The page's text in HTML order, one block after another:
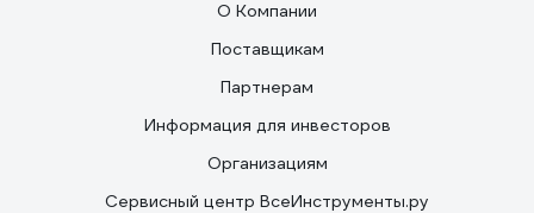
О Компании
Поставщикам
Партнерам
Информация для инвесторов
Организациям
Сервисный центр ВсеИнструменты.ру